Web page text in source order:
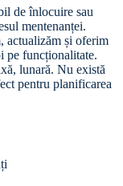
de înlocuire sau
mentenanței.
actualizăm și oferim
pe funcționalitate.
lunară. Nu există
pentru planificarea